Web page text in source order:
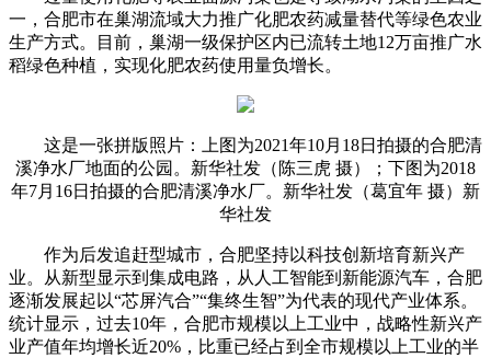
一，合肥市在巢湖流域大力推广化肥农药减量替代等绿色农业
生产方式。目前，巢湖一级保护区内已流转土地12万亩推广水
稻绿色种植，实现化肥农药使用量负增长。
这是一张拼版照片：上图为2021年10月18日拍摄的合肥清
溪净水厂地面的公园。新华社发（陈三虎 摄）；下图为2018
年7月16日拍摄的合肥清溪净水厂。新华社发（葛宜年 摄）新
华社发
作为后发追赶型城市，合肥坚持以科技创新培育新兴产
业。从新型显示到集成电路，从人工智能到新能源汽车，合肥
逐渐发展起以“芯屏汽合”“集终生智”为代表的现代产业体系。
统计显示，过去10年，合肥市规模以上工业中，战略性新兴产
业产值年均增长近20%，比重已经占到全市规模以上工业的半